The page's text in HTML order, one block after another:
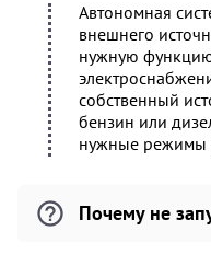
Автономная
внешнего
нужную
собственный
бензин или
нужные режимы
Почему не